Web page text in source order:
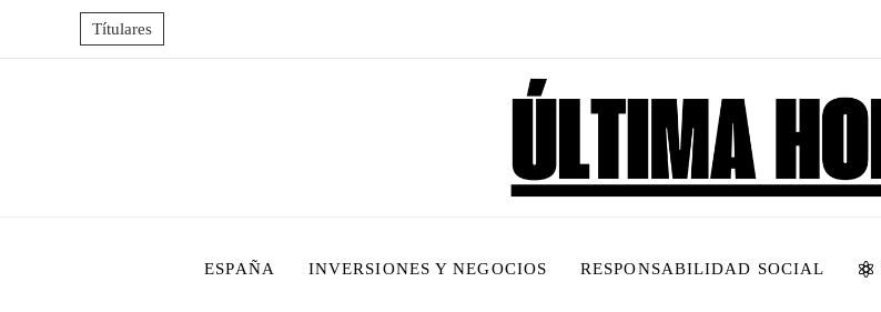
Títulares
ESPAÑA INVERSIONES Y NEGOCIOS RESPONSABILIDAD SOCIAL